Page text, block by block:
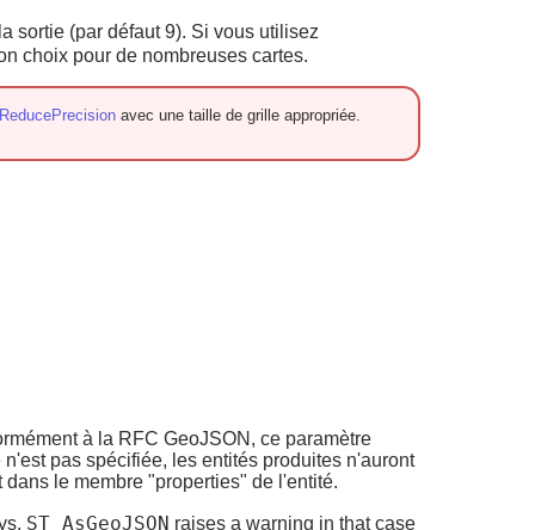
sortie (par défaut 9). Si vous utilisez
choix pour de nombreuses cartes.
avec une taille de grille appropriée.
à la RFC GeoJSON, ce paramètre
pas spécifiée, les entités produites n'auront
le membre "properties" de l'entité.
ST_AsGeoJSON raises a warning in that case